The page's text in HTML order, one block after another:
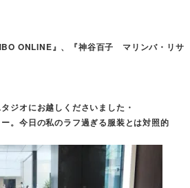
ONLINE』、『神谷百子 マリンバ・リサ
ジオにお越しくださいました・
。今日の私のラフ過ぎる服装とは対照的